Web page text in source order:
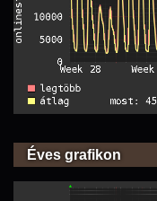
Éves grafikon